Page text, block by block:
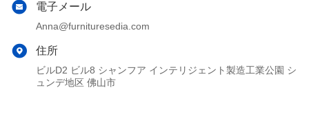
電子メール
Anna@furnituresedia.com
住所
ビルD2 ビル8 シャンフア インテリジェント製造工業公園 シ
ュンデ地区 佛山市